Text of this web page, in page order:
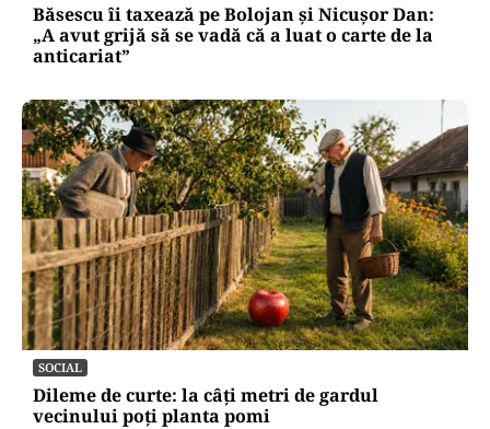
Băsescu îi taxează pe Bolojan și Nicușor Dan:
„A avut grijă să se vadă că a luat o carte de la
anticariat”
SOCIAL
Dileme de curte: la câți metri de gardul
vecinului poți planta pomi